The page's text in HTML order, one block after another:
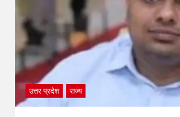
उत्तर प्रदेश राज्य